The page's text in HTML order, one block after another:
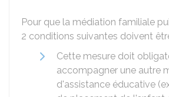
Pour que la médiation familiale
2 conditions suivantes doivent
Cette mesure doit
accompagner une autre
d'assistance éducative